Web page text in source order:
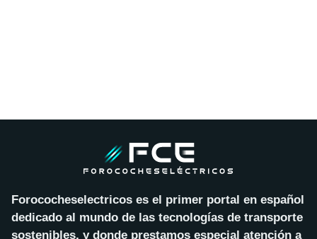
Forococheselectricos es el primer portal en español
dedicado al mundo de las tecnologías de transporte
sostenibles, y donde prestamos especial atención a